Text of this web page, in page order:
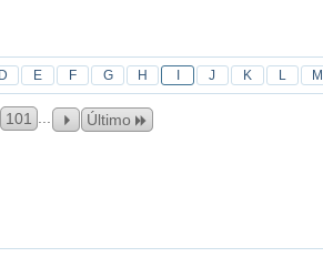
D E F G H J K L M
101 Último